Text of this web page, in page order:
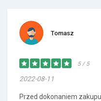
Tomasz
5 / 5
2022-08-11
Przed dokonaniem